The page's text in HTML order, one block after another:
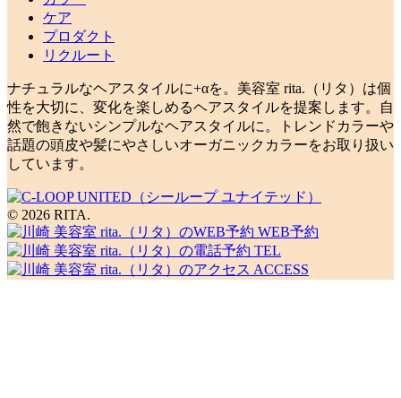
ケア
プロダクト
リクルート
ナチュラルなヘアスタイルに+αを。美容室 rita.（リタ）は個
性を大切に、変化を楽しめるヘアスタイルを提案します。自
然で飽きないシンプルなヘアスタイルに。トレンドカラーや
話題の頭皮や髪にやさしいオーガニックカラーをお取り扱い
しています。
© 2026 RITA.
WEB予約
TEL
ACCESS